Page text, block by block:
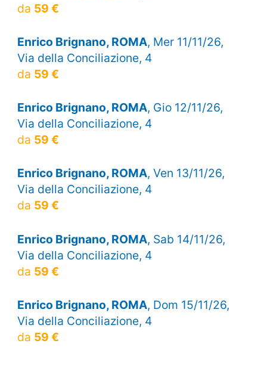
da 59 €
Enrico Brignano, ROMA, Mer 11/11/26,
Via della Conciliazione, 4
da 59 €
Enrico Brignano, ROMA, Gio 12/11/26,
Via della Conciliazione, 4
da 59 €
Enrico Brignano, ROMA, Ven 13/11/26,
Via della Conciliazione, 4
da 59 €
Enrico Brignano, ROMA, Sab 14/11/26,
Via della Conciliazione, 4
da 59 €
Enrico Brignano, ROMA, Dom 15/11/26,
Via della Conciliazione, 4
da 59 €